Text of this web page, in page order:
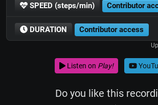
SPEED (steps/min) Contributor
DURATION Contributor access
Listen on Play!
Do you like this